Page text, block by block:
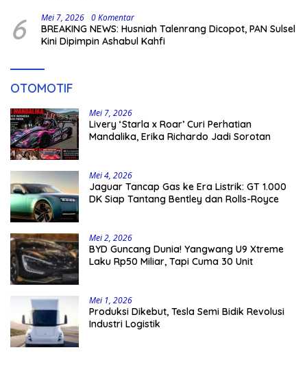
6 Mei 7, 2026 0 Komentar
BREAKING NEWS: Husniah Talenrang Dicopot, PAN Sulsel
Kini Dipimpin Ashabul Kahfi
OTOMOTIF
Mei 7, 2026
Livery ‘Starla x Roar’ Curi Perhatian
Mandalika, Erika Richardo Jadi Sorotan
Mei 4, 2026
Jaguar Tancap Gas ke Era Listrik: GT 1.000
DK Siap Tantang Bentley dan Rolls-Royce
Mei 2, 2026
BYD Guncang Dunia! Yangwang U9 Xtreme
Laku Rp50 Miliar, Tapi Cuma 30 Unit
Mei 1, 2026
Produksi Dikebut, Tesla Semi Bidik Revolusi
Industri Logistik